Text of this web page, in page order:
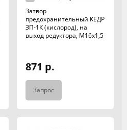
Затвор
предохранительный КЕДР
ЗП-1К (кислород), на
выход редуктора, М16х1,5
871 р.
Запрос